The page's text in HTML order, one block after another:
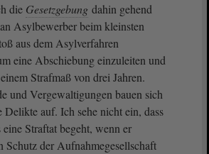
die Gesetzgebung dahin gehend
Asylbewerber beim kleinsten
aus dem Asylverfahren
eine Abschiebung einzuleiten und
Strafmaß von drei Jahren.
und Vergewaltigungen bauen sich
Delikte auf. Ich sehe nicht ein, dass
Straftat begeht, wenn er
Schutz der Aufnahmegesellschaft